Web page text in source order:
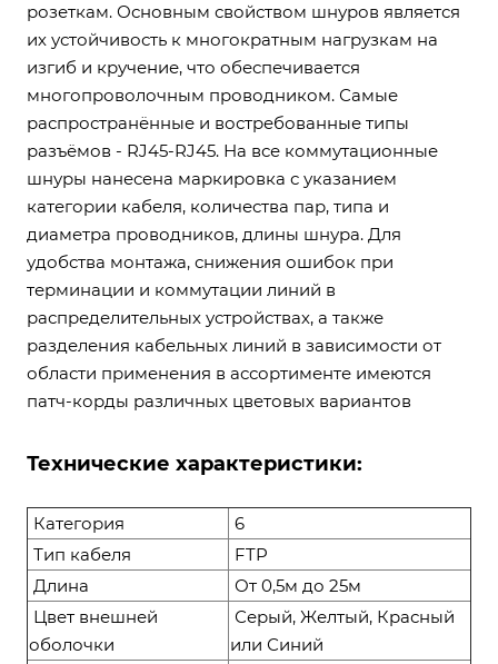
розеткам. Основным свойством шнуров является
их устойчивость к многократным нагрузкам на
изгиб и кручение, что обеспечивается
многопроволочным проводником. Самые
распространённые и востребованные типы
разъёмов - RJ45-RJ45. На все коммутационные
шнуры нанесена маркировка с указанием
категории кабеля, количества пар, типа и
диаметра проводников, длины шнура. Для
удобства монтажа, снижения ошибок при
терминации и коммутации линий в
распределительных устройствах, а также
разделения кабельных линий в зависимости от
области применения в ассортименте имеются
патч-корды различных цветовых вариантов
Технические характеристики:
Категория
6
Тип кабеля
FTP
Длина
От 0,5м до 25м
Цвет внешней
оболочки
Серый, Желтый, Красный
или Синий